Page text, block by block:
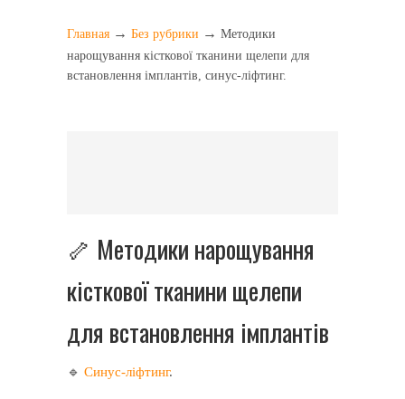
Главная → Без рубрики → Методики
нарощування кісткової тканини щелепи для
встановлення імплантів, синус-ліфтинг.
🦴 Методики нарощування
кісткової тканини щелепи
для встановлення імплантів
🔹 Синус-ліфтинг.